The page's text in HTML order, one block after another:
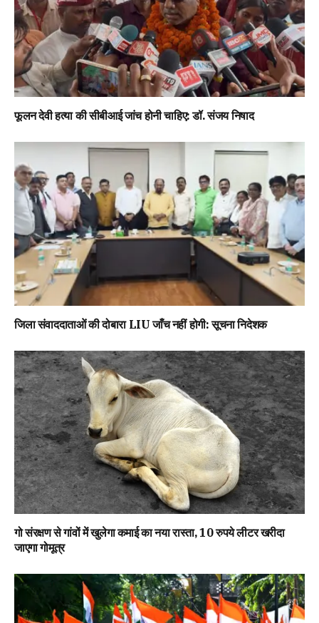
फूलन देवी हत्या की सीबीआई जांच होनी चाहिए: डॉ. संजय निषाद
जिला संवाददाताओं की दोबारा LIU जाँच नहीं होगी: सूचना निदेशक
गो संरक्षण से गांवों में खुलेगा कमाई का नया रास्ता, 10 रुपये लीटर खरीदा
जाएगा गोमूत्र